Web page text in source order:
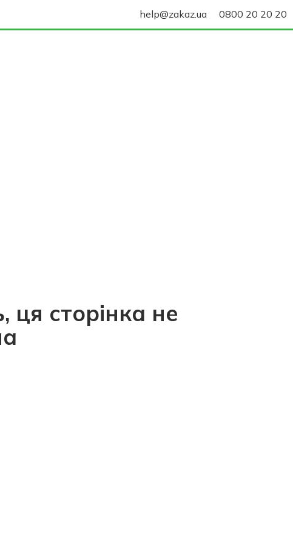
help@zakaz.ua 0800 20 20 20
ця сторінка не